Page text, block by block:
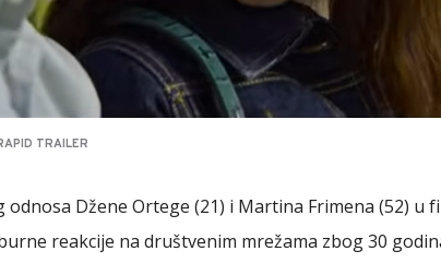
TRAILER
odnosa Džene Ortege (21) i Martina Frimena (52) u
reakcije na društvenim mrežama zbog 30